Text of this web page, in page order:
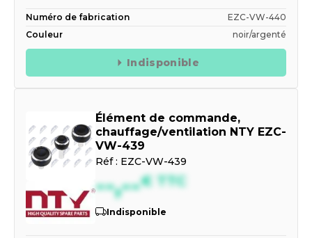
Numéro de fabrication
EZC-VW-440
Couleur
noir/argenté
Indisponible
Élément de commande,
chauffage/ventilation NTY EZC-
VW-439
Réf : EZC-VW-439
--,--€ TTC
Indisponible